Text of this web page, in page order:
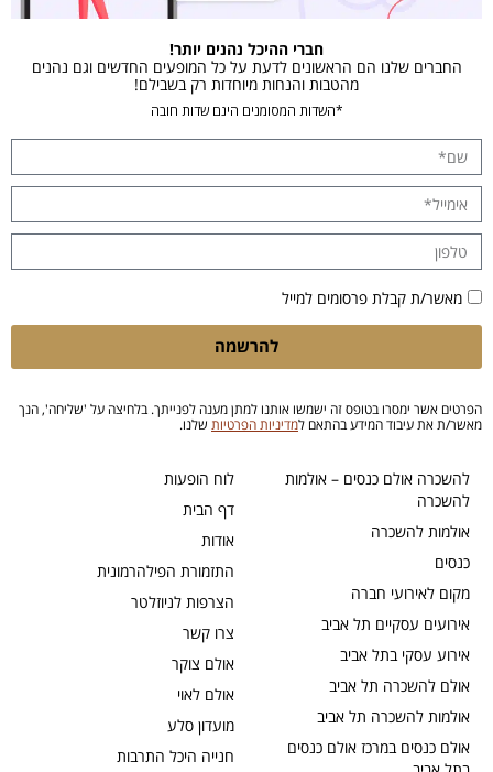
לוח הופעות
דף הבית
אודות
התזמורת הפילהרמונית
הצרפות לניוזלטר
צרו קשר
אולם צוקר
אולם לאוי
מועדון סלע
חנייה היכל התרבות
להשכרה אולם כנסים – אולמות
להשכרה
אולמות להשכרה
כנסים
מקום לאירועי חברה
אירועים עסקיים תל אביב
אירוע עסקי בתל אביב
אולם להשכרה תל אביב
אולמות להשכרה תל אביב
אולם כנסים במרכז אולם כנסים
חברי ההיכל נהנים יותר!
החברים שלנו הם הראשונים לדעת על כל המופעים החדשים וגם נהנים
מהטבות והנחות מיוחדות רק בשבילם!
*השדות המסומנים הינם שדות חובה
מאשר/ת קבלת פרסומים למייל
להרשמה
הפרטים אשר ימסרו בטופס זה ישמשו אותנו למתן מענה לפנייתך. בלחיצה על 'שליחה', הנך
מאשר/ת את עיבוד המידע בהתאם למדיניות הפרטיות שלנו.